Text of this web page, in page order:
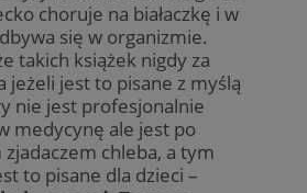
choruje na białaczkę i w
się w organizmie.
takich książek nigdy za
jeżeli jest to pisane z myślą
nie jest profesjonalnie
medycynę ale jest po
chleba, a tym
to pisane dla dzieci –